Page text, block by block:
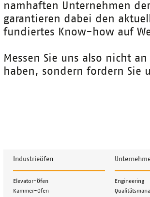
namhaften Unternehmen
garantieren dabei den
fundiertes Know-how auf
Messen Sie uns also nicht
haben, sondern fordern Sie
Industrieöfen
Navigation
überspringen
Elevator-Öfen
Kammer-Öfen
Navigation
überspringen
Engineering